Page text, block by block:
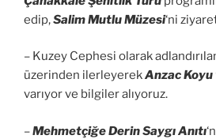
edip,Salim Mutlu Müzesi‘ni
– Kuzey Cephesi olarak
üzerinden ilerleyerekAnzac Koyu
varıyor ve bilgiler alıyoruz.
–Mehmetçiğe Derin Saygı Anıtı